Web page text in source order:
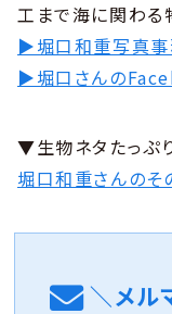
工まで海に関わる
▶堀口和重写真事
▶堀口さんの
▼生物ネタたっぷ
堀口和重さんのそ
＼メル